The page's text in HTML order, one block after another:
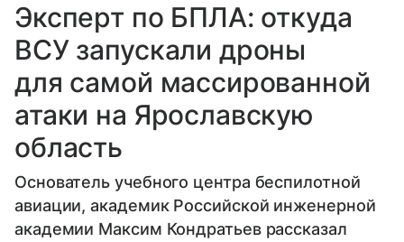
Эксперт по БПЛА: откуда
ВСУ запускали дроны
для самой массированной
атаки на Ярославскую
область
Основатель учебного центра беспилотной
авиации, академик Российской инженерной
академии Максим Кондратьев рассказал